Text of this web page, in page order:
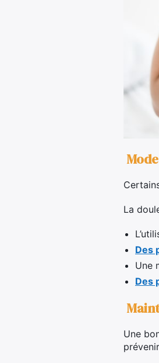
La
Des
Une
Des
Une